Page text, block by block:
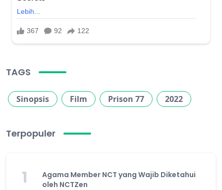
TAGS
Sinopsis Film Prison 77 2022
Terpopuler
1
Agama Member NCT yang Wajib Diketahui
oleh NCTZen